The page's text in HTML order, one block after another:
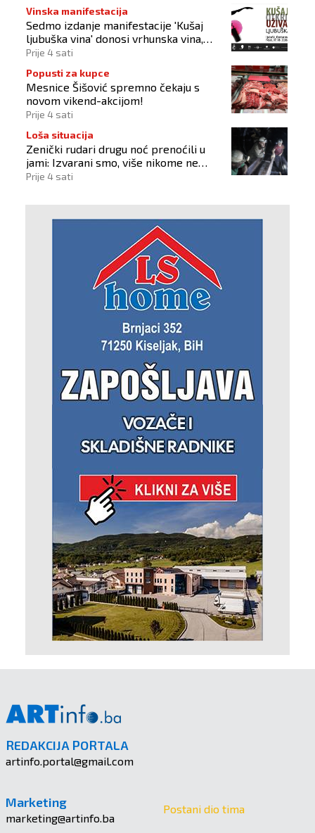
Vinska manifestacija
Sedmo izdanje manifestacije 'Kušaj
ljubuška vina' donosi vrhunska vina,
gastronomiju i glazbu
Prije 4 sati
Popusti za kupce
Mesnice Šišović spremno čekaju s
novom vikend-akcijom!
Prije 4 sati
Loša situacija
Zenički rudari drugu noć prenoćili u
jami: Izvarani smo, više nikome ne
vjerujemo
Prije 4 sati
REDAKCIJA PORTALA
artinfo.portal@gmail.com
Marketing
marketing@artinfo.ba
Postani dio tima